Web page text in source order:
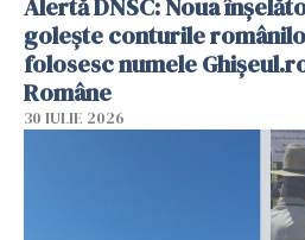
golește conturile
folosesc numele
Române
30 IULIE 2026